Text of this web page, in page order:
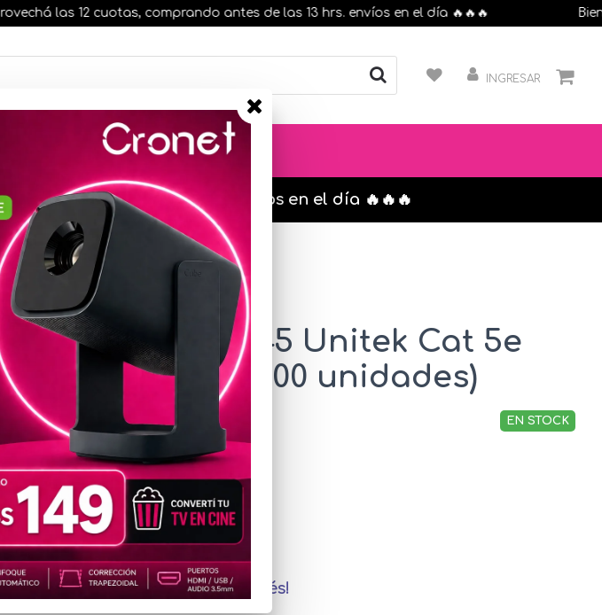
las 12 cuotas, comprando antes de las 13 hrs. envíos en el día 🔥🔥🔥
INGRESAR
25% OFF
antes de las 13 hrs. envíos en el día 🔥🔥🔥
Conectores RJ45 Unitek Cat 5e
Modular (Pack 100 unidades)
CON286 EN STOCK
u$s6,77
Precio
especial
u$s7.47 con MercadoPago
¡Hasta 12 cuotas sin interés!